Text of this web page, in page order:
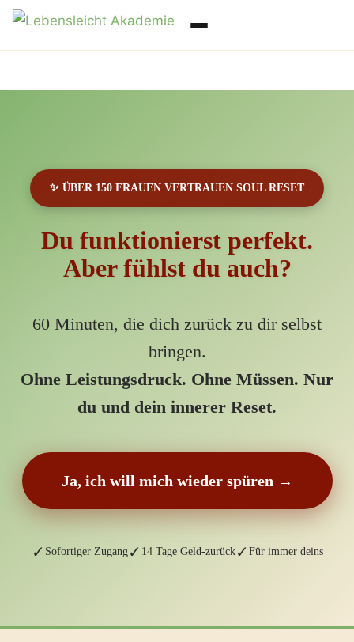
✨ ÜBER 150 FRAUEN VERTRAUEN SOUL RESET
Du funktionierst perfekt.
Aber fühlst du auch?
60 Minuten, die dich zurück zu dir selbst
bringen.
Ohne Leistungsdruck. Ohne Müssen. Nur
du und dein innerer Reset.
Ja, ich will mich wieder spüren →
✓ Sofortiger Zugang✓ 14 Tage Geld-zurück✓ Für immer deins